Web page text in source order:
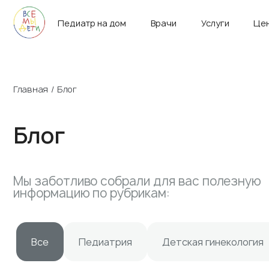
г. Санкт-Петербург
Педиатр на дом Врачи Услуги
Главная Блог
Блог
Мы заботливо собрали для вас полезную
информацию по рубрикам:
Все Педиатрия Детская гинекология